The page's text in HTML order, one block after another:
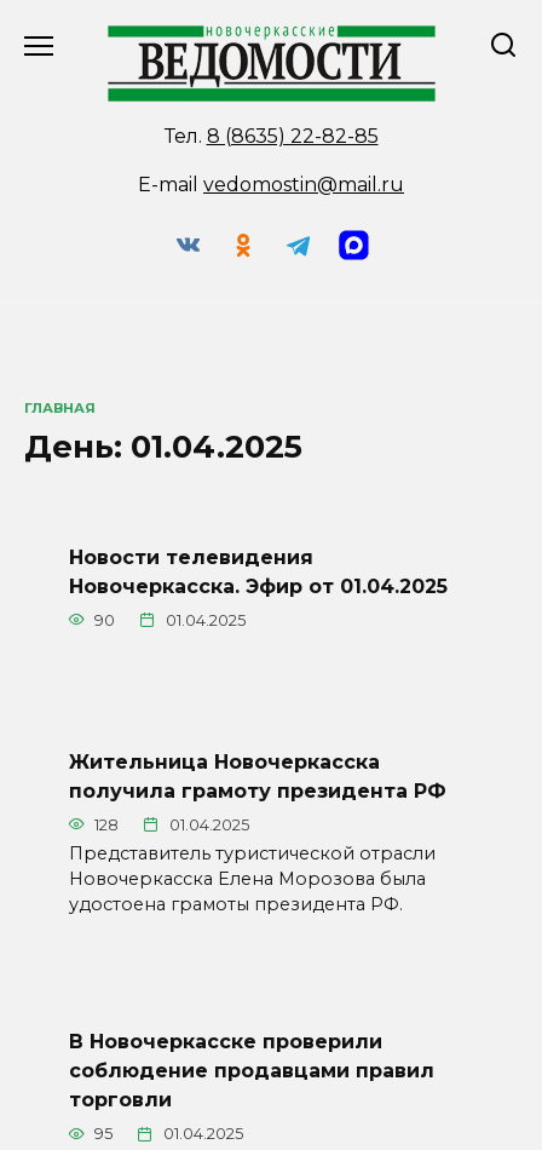
Тел. 8 (8635) 22-82-85
E-mail vedomostin@mail.ru
ГЛАВНАЯ
День: 01.04.2025
Новости телевидения
Новочеркасска. Эфир от 01.04.2025
90 01.04.2025
Жительница Новочеркасска
получила грамоту президента РФ
128 01.04.2025
Представитель туристической отрасли
Новочеркасска Елена Морозова была
удостоена грамоты президента РФ.
В Новочеркасске проверили
соблюдение продавцами правил
торговли
95 01.04.2025